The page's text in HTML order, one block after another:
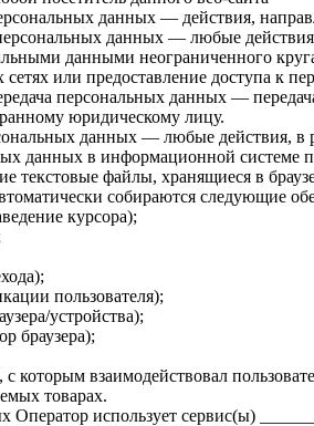
данных — действия,
данных — любые
данными неограниченного
или предоставление доступа к
персональных данных —
юридическому лицу.
данных — любые действия, в
данных в информационной системе
текстовые файлы, хранящиеся в
собираются следующие
курсора);
пользователя);
устройства);
браузера);
которым взаимодействовал
товарах.
Оператор использует сервис(ы)